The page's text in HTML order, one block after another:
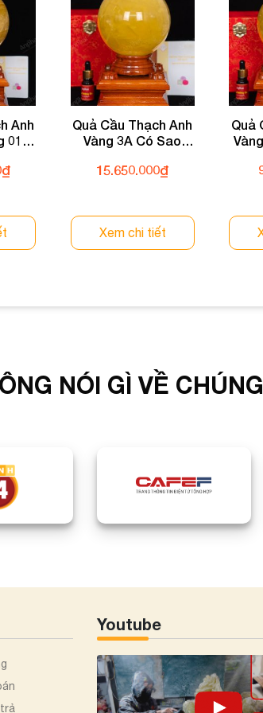
Anh
011-
₫
Quả Cầu Thạch Anh
Vàng 3A Có Sao
3,44
15.650.000₫
Xem chi tiết
Quả
NÓI GÌ VỀ
Youtube